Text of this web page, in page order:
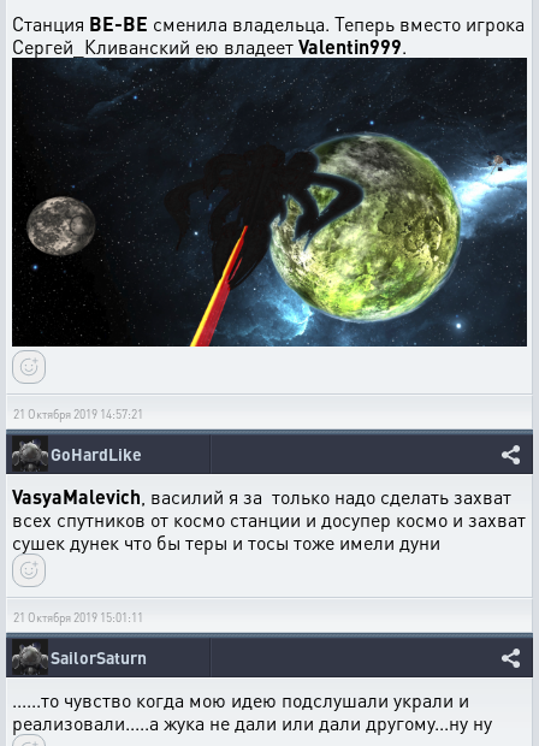
Станция BE-BE сменила владельца. Теперь вместо игрока
Сергей_Кливанский ею владеетValentin999.
21 Октября 2019 14:57:21
GoHardLike
VasyaMalevich, василий я за только надо сделать захват
всех спутников от космо станции и досупер космо и захват
сушек дунек что бы теры и тосы тоже имели дуни
21 Октября 2019 15:01:11
SailorSaturn
......то чувство когда мою идею подслушали украли и
реализовали.....а жука не дали или дали другому...ну ну